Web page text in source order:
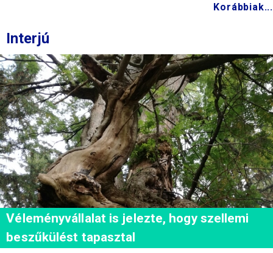
Korábbiak...
Interjú
Véleményvállalat is jelezte, hogy szellemi
beszűkülést tapasztal